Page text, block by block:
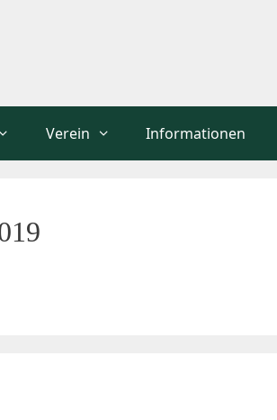
Verein Informationen